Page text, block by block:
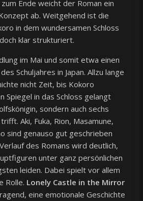
Ende weicht der Roman ein
ab. Weitgehend ist die
in dem wundersamen Schloss
klar strukturiert.
im Mai und somit etwa einen
Schuljahres in Japan. Allzu lange
nicht Zeit, bis Kokoro
Spiegel in das Schloss gelangt
sondern auch sechs
Aki, Fuka, Rion, Masamune,
sind genauso gut geschrieben
des Romans wird deutlich,
unter ganz persönlichen
leiden. Dabei spielt vor allem
Rolle. Lonely Castle in the Mirror
eine emotionale Geschichte